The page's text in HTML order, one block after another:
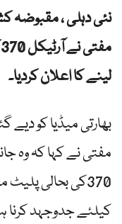
نئی دہلی ، مقبوضہ
لینے کا اعلان کردیا۔
بھارتی میڈیا کو
مفتی نے کہا کہ وہ
370کی بحالی
کیلئے جدوجہد کرنا